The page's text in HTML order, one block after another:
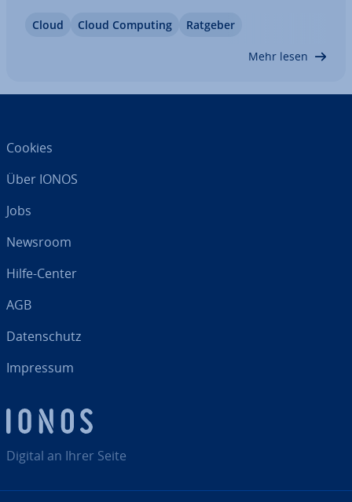
zentrale Kom­po­nen­ten sowie gängige Modelle und
Cloud Cloud Computing Ratgeber
Mehr lesen
Digital an Ihrer Seite
Cookies
Über IONOS
Jobs
Newsroom
Hilfe-Center
AGB
Da­ten­schutz
Impressum